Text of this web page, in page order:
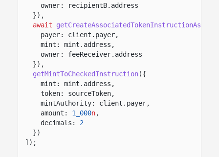
owner: recipientB.address
}),
await
getCreateAssociatedTokenInstructionAsync
payer: client.payer,
mint: mint.address,
owner: feeReceiver.address
}),
getMintToCheckedInstruction({
mint: mint.address,
token: sourceToken,
mintAuthority: client.payer,
amount:
1_000n,
decimals:
2
})
]);